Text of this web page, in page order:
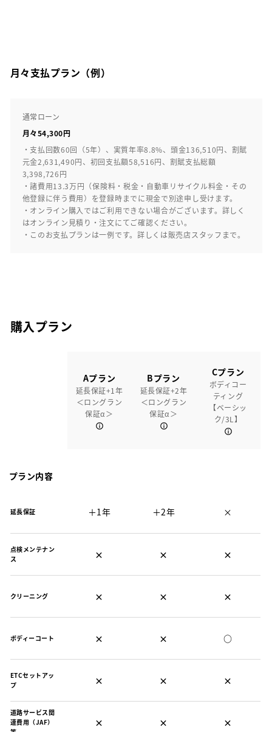
月々支払プラン（例）
通常ローン
月々54,300円
・支払回数60回（5年）、実質年率8.8%、頭金136,510円、割賦
元金2,631,490円、初回支払額58,516円、割賦支払総額
3,398,726円
・諸費用13.3万円（保険料・税金・自動車リサイクル料金・その
他登録に伴う費用）を登録時までに現金で別途申し受けます。
・オンライン購入ではご利用できない場合がございます。詳しく
はオンライン見積り・注文にてご確認ください。
・このお支払プランは一例です。詳しくは販売店スタッフまで。
購入プラン
Aプラン
延長保証+1年
＜ロングラン
保証α＞
Bプラン
延長保証+2年
＜ロングラン
保証α＞
Cプラン
ボディコー
ティング
【ベーシッ
ク/3L】
プラン内容
延長保証 ＋1年 ＋2年 ×
点検メンテナン
ス
× × ×
クリーニング × × ×
ボディーコート × × ○
ETCセットアッ
プ
× × ×
道路サービス関
連費用（JAF）
× × ×